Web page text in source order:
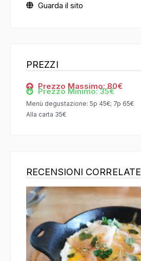
Guarda il sito
PREZZI
Prezzo Massimo: 80€
Prezzo Minimo: 35€
Menù degustazione: 5p 45€; 7p 65€
Alla carta 35€
RECENSIONI CORRELATE